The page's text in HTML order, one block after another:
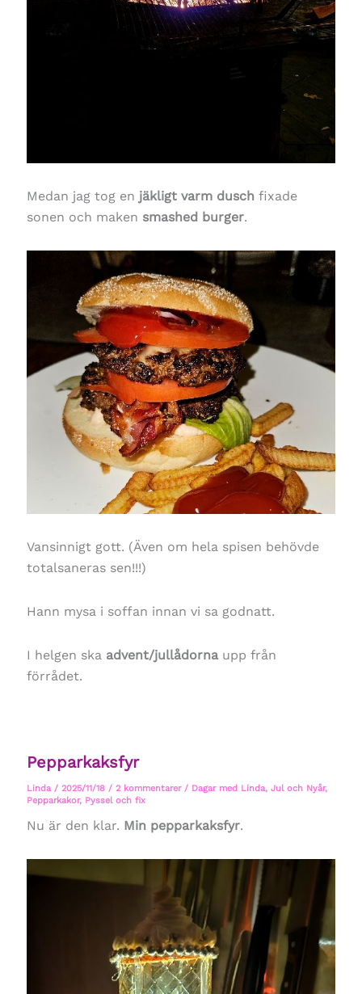
Medan jag tog en jäkligt varm dusch fixade
sonen och maken smashed burger.
Vansinnigt gott. (Även om hela spisen behövde
totalsaneras sen!!!)
Hann mysa i soffan innan vi sa godnatt.
I helgen ska advent/jullådornaupp från
förrådet.
Pepparkaksfyr
Linda / 2025/11/18 / 2 kommentarer / Dagar med Linda, Jul och Nyår,
Pepparkakor, Pyssel och fix
Nu är den klar. Min pepparkaksfyr.